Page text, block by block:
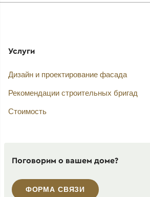
Услуги
Дизайн и проектирование фасада
Рекомендации строительных бригад
Стоимость
Поговорим о вашем доме?
ФОРМА СВЯЗИ